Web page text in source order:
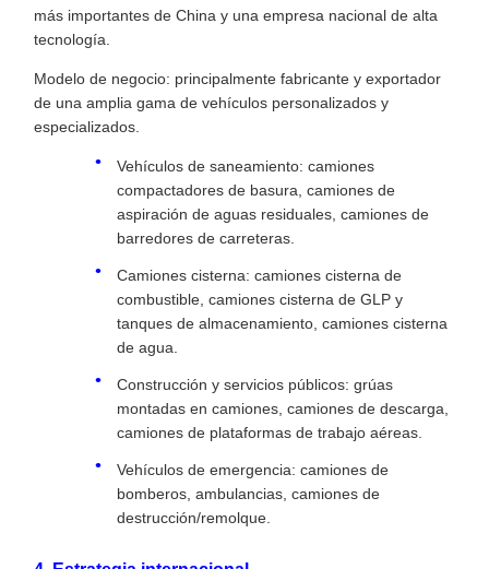
más importantes de China y una empresa nacional de alta
tecnología.
Modelo de negocio: principalmente fabricante y exportador
de una amplia gama de vehículos personalizados y
especializados.
Vehículos de saneamiento: camiones
compactadores de basura, camiones de
aspiración de aguas residuales, camiones de
barredores de carreteras.
Camiones cisterna: camiones cisterna de
combustible, camiones cisterna de GLP y
tanques de almacenamiento, camiones cisterna
de agua.
Construcción y servicios públicos: grúas
montadas en camiones, camiones de descarga,
camiones de plataformas de trabajo aéreas.
Vehículos de emergencia: camiones de
bomberos, ambulancias, camiones de
destrucción/remolque.